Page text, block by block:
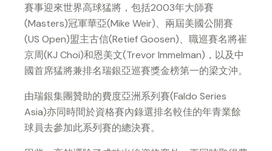
賽事迎來世界高球猛將，包括2003年大師賽
(Masters)冠軍華亞(Mike Weir)、兩屆美國公開賽
(US Open)盟主古信(Retief Goosen)、職巡賽名將崔
京周(KJ Choi)和恩美文(Trevor Immelman)，以及中
國首席猛將兼排名瑞銀亞巡賽獎金榜第一的梁文沖。
由瑞銀集團贊助的費度亞洲系列賽(Faldo Series
Asia)亦同時間於資格賽內錄選排名較佳的年青業餘
球員去參加此系列賽的總決賽。